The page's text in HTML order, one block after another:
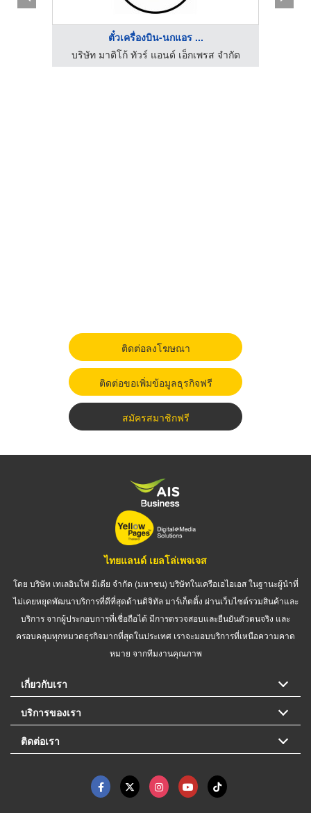
ตั๋วเครื่องบิน-นกแอร ...
บริษัท มาติโก้ ทัวร์ แอนด์ เอ็กเพรส จำกัด
ติดต่อลงโฆษณา
ติดต่อขอเพิ่มข้อมูลธุรกิจฟรี
สมัครสมาชิกฟรี
ไทยแลนด์ เยลโล่เพจเจส
โดย บริษัท เทเลอินโฟ มีเดีย จำกัด (มหาชน) บริษัทในเครือเอไอเอส ในฐานะผู้นำที่
ไม่เคยหยุดพัฒนาบริการที่ดีที่สุดด้านดิจิทัล มาร์เก็ตติ้ง ผ่านเว็บไซต์รวมสินค้าและ
บริการ จากผู้ประกอบการที่เชื่อถือได้ มีการตรวจสอบและยืนยันตัวตนจริง และ
ครอบคลุมทุกหมวดธุรกิจมากที่สุดในประเทศ เราจะมอบบริการที่เหนือความคาด
หมาย จากทีมงานคุณภาพ
เกี่ยวกับเรา
บริการของเรา
ติดต่อเรา